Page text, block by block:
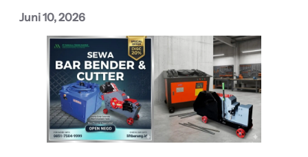
Juni 10, 2026